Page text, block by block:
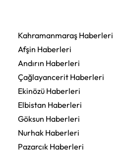
Kahramanmaraş Haberleri
Afşin Haberleri
Andırın Haberleri
Çağlayancerit Haberleri
Ekinözü Haberleri
Elbistan Haberleri
Göksun Haberleri
Nurhak Haberleri
Pazarcık Haberleri